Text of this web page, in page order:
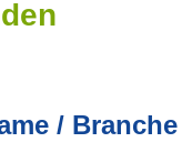
/ Branche